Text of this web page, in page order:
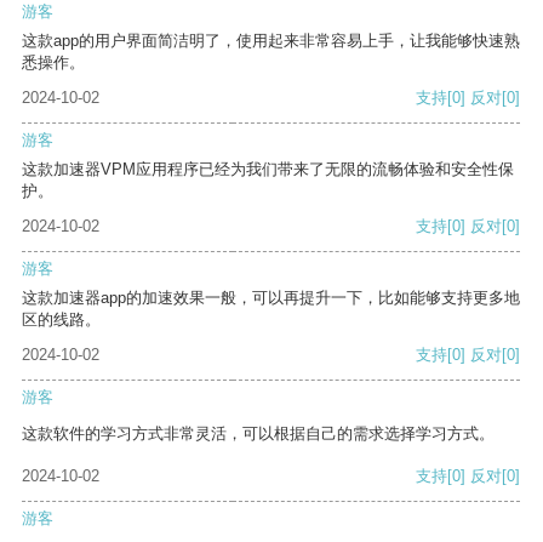
游客
这款app的用户界面简洁明了，使用起来非常容易上手，让我能够快速熟
悉操作。
2024-10-02
支持[0] 反对[0]
游客
这款加速器VPM应用程序已经为我们带来了无限的流畅体验和安全性保
护。
2024-10-02
支持[0] 反对[0]
游客
这款加速器app的加速效果一般，可以再提升一下，比如能够支持更多地
区的线路。
2024-10-02
支持[0] 反对[0]
游客
这款软件的学习方式非常灵活，可以根据自己的需求选择学习方式。
2024-10-02 支持[0] 反对[0]
游客